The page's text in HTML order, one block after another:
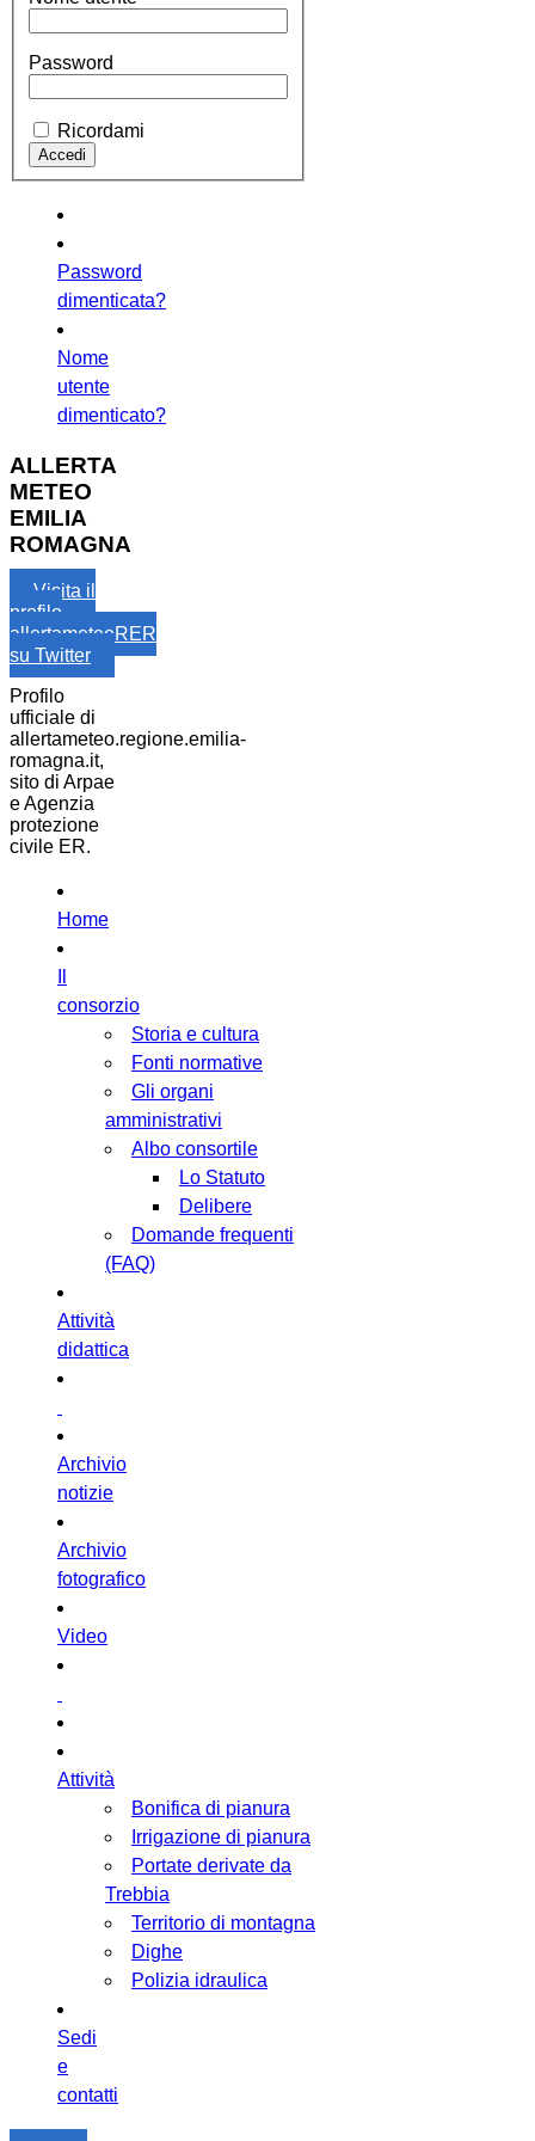
Password
Ricordami
Password
dimenticata?
Nome
utente
dimenticato?
ALLERTA
METEO
EMILIA
ROMAGNA
Visita il
profilo
allertameteoRER
su Twitter
Profilo
ufficiale di
allertameteo.regione.emilia-
romagna.it,
sito di Arpae
e Agenzia
protezione
civile ER.
Home
consorzio
Storia e cultura
Fonti normative
Gli organi
amministrativi
Albo consortile
Lo Statuto
Delibere
Domande frequenti
(FAQ)
Attività
didattica
Archivio
notizie
Archivio
fotografico
Video
Attività
Bonifica di pianura
Irrigazione di pianura
Portate derivate da
Trebbia
Territorio di montagna
Dighe
Polizia idraulica
Sedi
e
contatti